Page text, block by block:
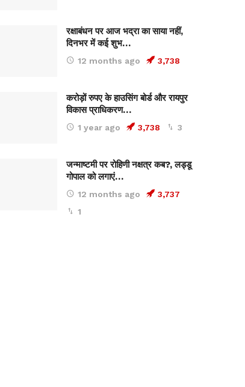
रक्षाबंधन पर आज भद्रा का साया नहीं,
दिनभर में कई शुभ…
12 months ago 3,738
करोड़ों रुपए के हाउसिंग बोर्ड और रायपुर
विकास प्राधिकरण…
1 year ago 3,738 3
जन्माष्टमी पर रोहिणी नक्षत्र कब?, लड्डू
गोपाल को लगाएं…
12 months ago
3,737
1